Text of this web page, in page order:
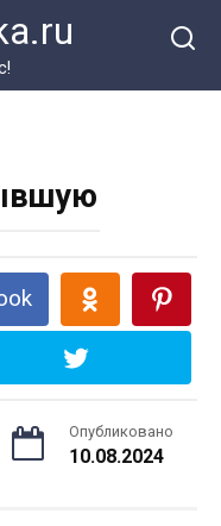
Опубликовано
10.08.2024